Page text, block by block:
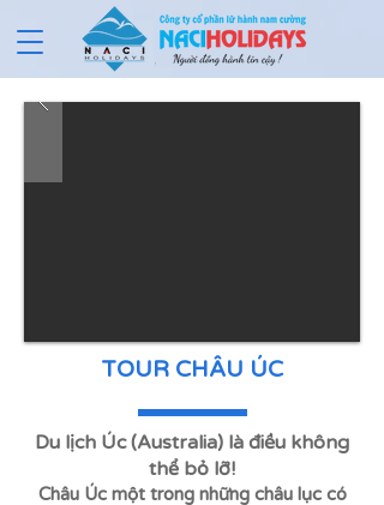
TOUR CHÂU ÚC
Du lịch Úc (Australia) là điều không
thể bỏ lỡ!
Châu Úc một trong những châu lục có